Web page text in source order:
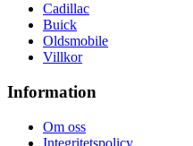
Cadillac
Buick
Oldsmobile
Villkor
Information
Om oss
Integritetspolicy